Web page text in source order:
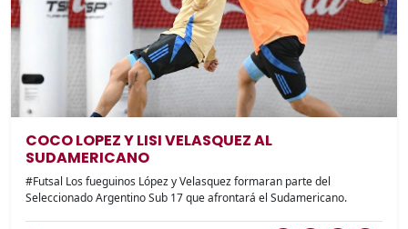
COCO LOPEZ Y LISI VELASQUEZ AL
SUDAMERICANO
#Futsal Los fueguinos López y Velasquez formaran parte del
Seleccionado Argentino Sub 17 que afrontará el Sudamericano.